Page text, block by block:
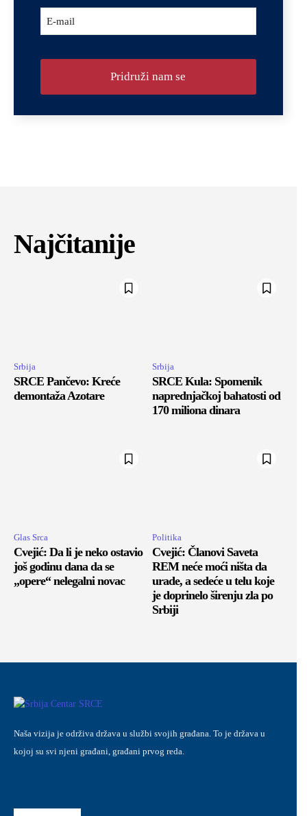
E-mail
Pridruži nam se
Najčitanije
Srbija
SRCE Pančevo: Kreće
demontaža Azotare
Srbija
SRCE Kula: Spomenik
naprednjačkoj bahatosti od
170 miliona dinara
Glas Srca
Cvejić: Da li je neko ostavio
još godinu dana da se
„opere“ nelegalni novac
Politika
Cvejić: Članovi Saveta
REM neće moći ništa da
urade, a sedeće u telu koje
je doprinelo širenju zla po
Srbiji
Naša vizija je održiva država u službi svojih građana. To je država u
kojoj su svi njeni građani, građani prvog reda.